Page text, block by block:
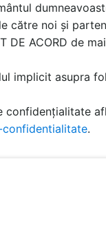
către noi și
DE ACORD de
implicit asupra
confidențialitate
.